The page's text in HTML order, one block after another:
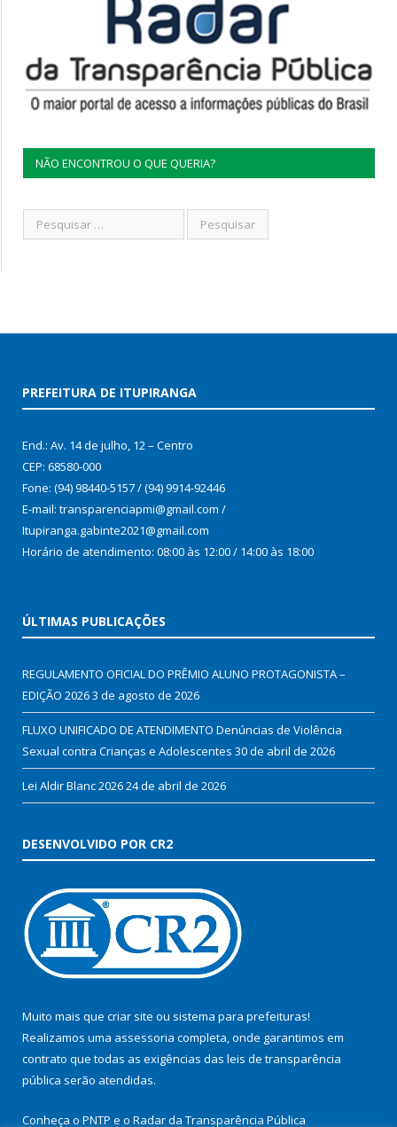
NÃO ENCONTROU O QUE QUERIA?
PREFEITURA DE ITUPIRANGA
End.: Av. 14 de julho, 12 – Centro
CEP: 68580-000
Fone: (94) 98440-5157 / (94) 9914-92446
E-mail: transparenciapmi@gmail.com /
Itupiranga.gabinte2021@gmail.com
Horário de atendimento: 08:00 às 12:00 / 14:00 às 18:00
ÚLTIMAS PUBLICAÇÕES
REGULAMENTO OFICIAL DO PRÊMIO ALUNO PROTAGONISTA –
EDIÇÃO 20263 de agosto de 2026
FLUXO UNIFICADO DE ATENDIMENTO Denúncias de Violência
Sexual contra Crianças e Adolescentes 30 de abril de 2026
Lei Aldir Blanc 202624 de abril de 2026
DESENVOLVIDO POR CR2
Muito mais que criar site ou sistema para prefeituras!
Realizamos uma assessoria completa, onde garantimos em
contrato que todas as exigências das leis de transparência
pública serão atendidas.
Conheça o PNTP e o Radar da Transparência Pública